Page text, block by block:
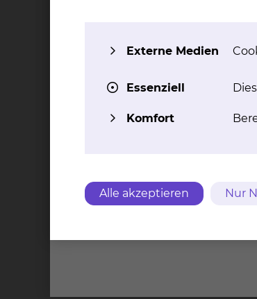
die als strukturelle Risikofaktoren
Wesentliches Merkmal der
Ruheschmerzen und Steifheit
mehr abnehmen. Darüber hinaus
Der Anamnese und körperlichen
zu Rückenschmerzen führen und
Externe Medien
Essenziell
Komfort
Alle akzeptieren Nur